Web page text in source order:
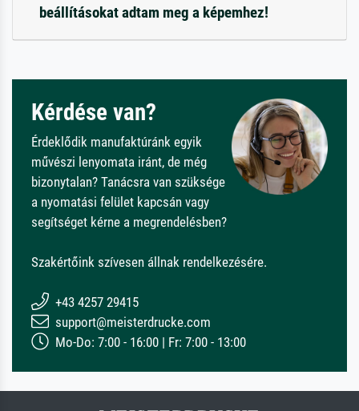
beállításokat adtam meg a képemhez!
Kérdése van?
Érdeklődik manufaktúránk egyik
művészi lenyomata iránt, de még
bizonytalan? Tanácsra van szüksége
a nyomatási felület kapcsán vagy
segítséget kérne a megrendelésben?
Szakértőink szívesen állnak rendelkezésére.
+43 4257 29415
support@meisterdrucke.com
Mo-Do: 7:00 - 16:00 | Fr: 7:00 - 13:00